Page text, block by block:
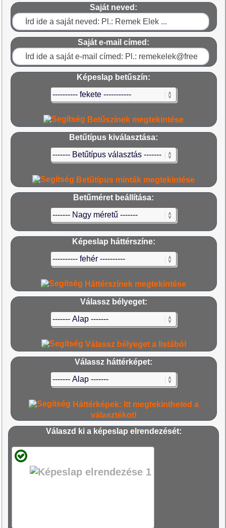
Saját neved:
Saját e-mail címed:
Képeslap betűszín:
Betűszínek megtekintése
Betűtípus kiválasztása:
Betűtípus minták megtekintése
Betűméret beállítása:
Képeslap háttérszíne:
Háttérszínek megtekintése
Válassz bélyeget:
Válassz bélyeget a listából
Válassz háttérképet:
Háttérképek: Itt megtekintheted a
választékot!
Válaszd ki a képeslap elrendezését: